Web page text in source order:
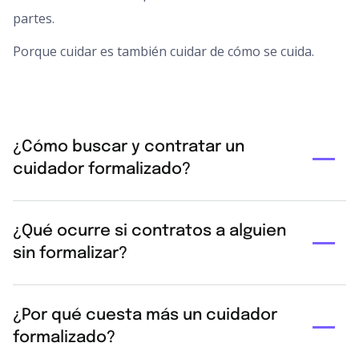
partes.
Porque cuidar es también cuidar de cómo se cuida.
¿Cómo buscar y contratar un
cuidador formalizado?
cooperativas de cuidados certificadas o empresas de
servicios domésticos homologadas. Pide siempre
referencias verificables, formación acreditada y
contrato escrito. Asegúrate de que la empresa hace
altas en Seguridad Social y tiene seguros de
¿Qué ocurre si contratos a alguien
sin formalizar?
con posibles multas. Si sucede un accidente o
problema, ni tú ni el cuidador estáis cubiertos. Si hay
¿Por qué cuesta más un cuidador
formalizado?